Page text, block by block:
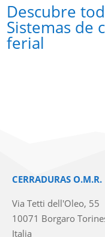
Descubre
Sistemas de
ferial
CERRADURAS O.M.R.
Via Tetti dell'Oleo, 55
10071 Borgaro
Italia